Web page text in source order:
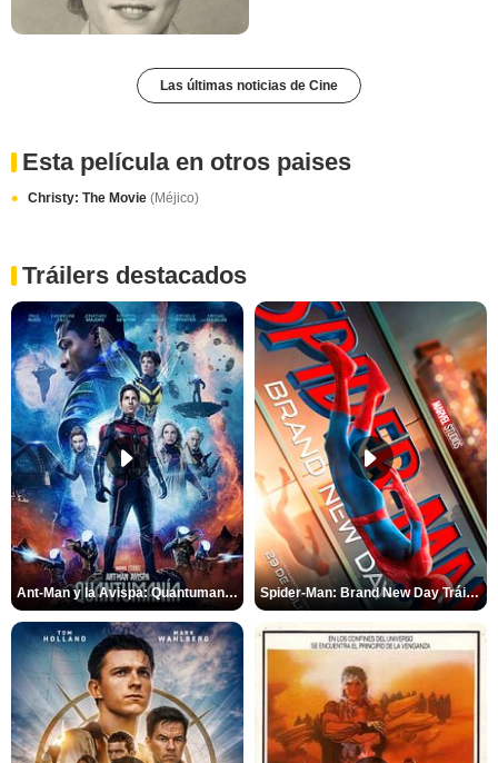
Las últimas noticias de Cine
Esta película en otros paises
Christy: The Movie (Méjico)
Tráilers destacados
Ant-Man y la Avispa: Quantumanía Tráiler (2) Spider-Man: Brand New Day Tráiler (3)